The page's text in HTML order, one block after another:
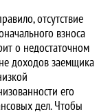
отсутствие
взноса
о недостаточном
доходов заемщика
его
дел. Чтобы